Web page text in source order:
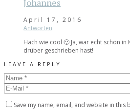
April 17, 2016
Antworten
Hach wie cool 🙂 Ja, war echt schön
drüber geschrieben hast!
LEAVE A REPLY
Save my name, email, and website in